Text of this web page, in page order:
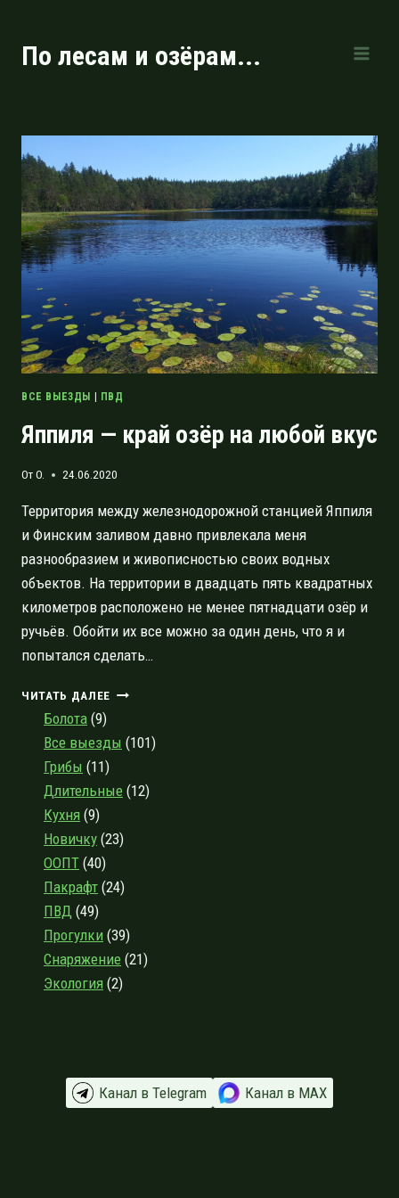
содержимому
По лесам и озёрам...
ВСЕ ВЫЕЗДЫ | ПВД
Яппиля — край озёр на любой вкус
ОтO. 24.06.2020
Территория между железнодорожной станцией Яппиля
и Финским заливом давно привлекала меня
разнообразием и живописностью своих водных
объектов. На территории в двадцать пять квадратных
километров расположено не менее пятнадцати озёр и
ручьёв. Обойти их все можно за один день, что я и
попытался сделать…
ЧИТАТЬ ДАЛЕЕ ЯППИЛЯ
ОЗЁР
ЛЮБОЙ
ВКУС
Болота (9)
Все выезды (101)
Грибы (11)
Длительные (12)
Кухня (9)
Новичку (23)
ООПТ (40)
Пакрафт (24)
ПВД (49)
Прогулки (39)
Снаряжение (21)
Экология (2)
Канал в Telegram Канал в МАХ